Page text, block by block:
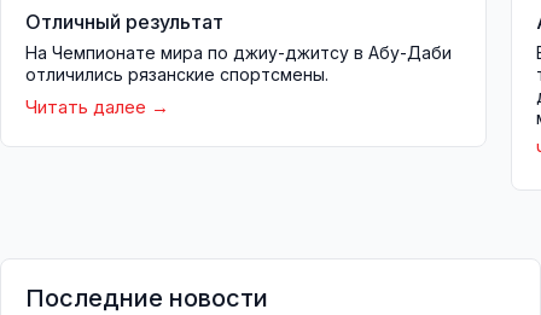
Отличный результат
На Чемпионате мира по джиу-джитсу в Абу-Даби
отличились рязанские спортсмены.
Читать далее
Последние новости